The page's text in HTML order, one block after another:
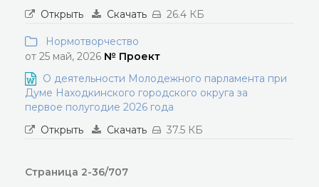
Открыть
Скачать 26.4 КБ
Нормотворчество
от 25 май, 2026 № Проект
О деятельности Молодежного парламента при
Думе Находкинского городского округа за
первое полугодие 2026 года
Открыть
Скачать 37.5 КБ
Страница 2-36/707